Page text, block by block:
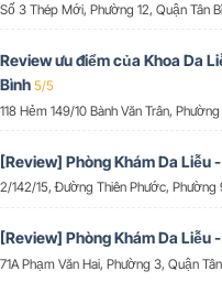
Số 3 Thép Mới, Phường 12, Quận Tân
Review ưu điểm của Khoa Da
Bình 5/5
118 Hẻm 149/10 Bành Văn Trân,
[Review] Phòng Khám Da Liễu
2/142/15, Đường Thiên Phước, Phường
[Review] Phòng Khám Da Liễu
71A Phạm Văn Hai, Phường 3, Quận